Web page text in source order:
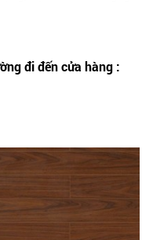
đi đến cửa hàng :